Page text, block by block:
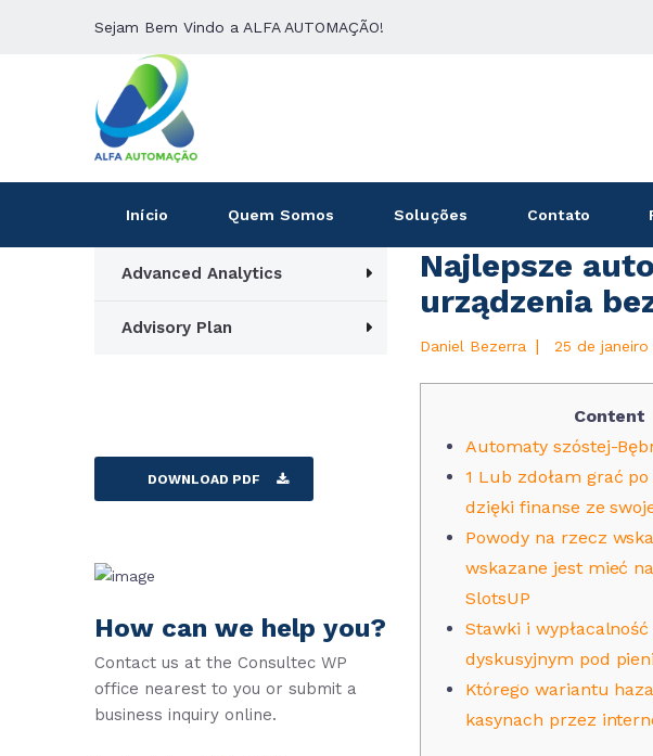
Sejam Bem Vindo a ALFA AUTOMAÇÃO!
Início Quem Somos Soluções Contato
Najlepsze
urządzenia
Daniel Bezerra | 25 de
Content
Automaty szóstej-
1 Lub zdołam grać
dzięki finanse ze
Powody na rzecz
wskazane jest mieć
SlotsUP
Stawki i
dyskusyjnym pod
Którego wariantu
kasynach przez
Advanced Analytics
Advisory Plan
DOWNLOAD PDF
How can we help you?
Contact us at the Consultec WP
office nearest to you or submit a
business inquiry online.